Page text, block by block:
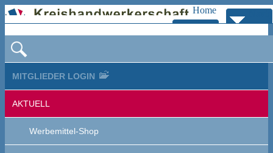
Home
Zur
Navigation
MITGLIEDER LOGIN
AKTUELL
Werbemittel-Shop